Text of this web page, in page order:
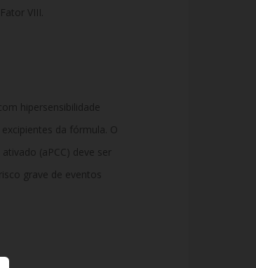
VIII.
hipersensibilidade
da fórmula. O
(aPCC) deve ser
grave de eventos